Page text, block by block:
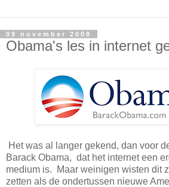
09 november 2008
Obama's les in internet
Het was al langer gekend, dan voor
Barack Obama, dat het internet een
medium is. Maar weinigen wisten dit
zetten als de ondertussen nieuwe